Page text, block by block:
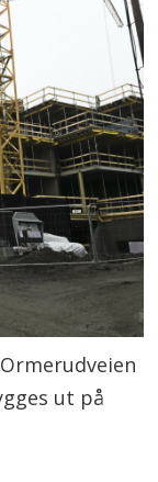
Ormerudveien
ut på